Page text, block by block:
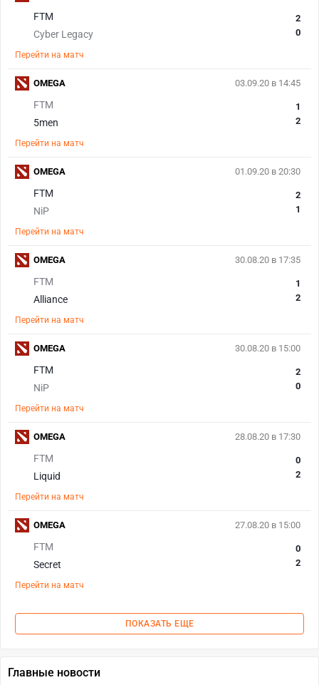
FTM
Cyber Legacy
2
0
Перейти на матч
03.09.20 в 14:45
FTM
5men
1
2
Перейти на матч
OMEGA
01.09.20 в 20:30
FTM
NiP
2
1
Перейти на матч
OMEGA
30.08.20 в 17:35
FTM
Alliance
1
2
Перейти на матч
OMEGA
30.08.20 в 15:00
FTM
NiP
2
0
Перейти на матч
OMEGA
28.08.20 в 17:30
FTM
Liquid
0
2
Перейти на матч
OMEGA
27.08.20 в 15:00
FTM
Secret
0
2
Перейти на матч
OMEGA
ПОКАЗАТЬ ЕЩЕ
Главные новости